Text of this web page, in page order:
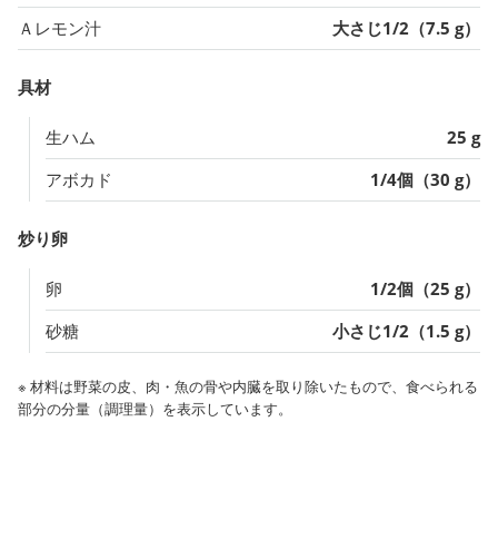
Ａレモン汁 大さじ1/2（7.5 g）
具材
生ハム
25 g
アボカド
1/4個（30 g）
炒り卵
卵
1/2個（25 g）
砂糖
小さじ1/2（1.5 g）
※ 材料は野菜の皮、肉・魚の骨や内臓を取り除いたもので、食べられる
部分の分量（調理量）を表示しています。